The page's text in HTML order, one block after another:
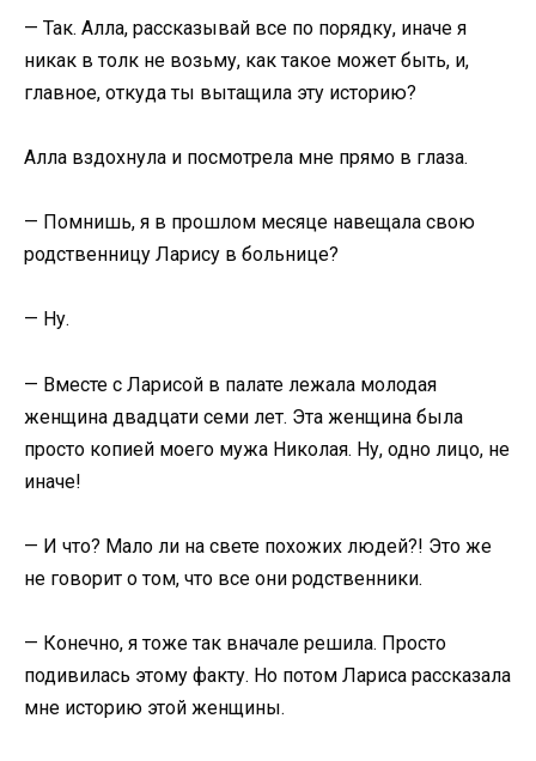
— Так. Алла, рассказывай все по порядку, иначе я
никак в толк не возьму, как такое может быть, и,
главное, откуда ты вытащила эту историю?
Алла вздохнула и посмотрела мне прямо в глаза.
— Помнишь, я в прошлом месяце навещала свою
родственницу Ларису в больнице?
— Ну.
— Вместе с Ларисой в палате лежала молодая
женщина двадцати семи лет. Эта женщина была
просто копией моего мужа Николая. Ну, одно лицо, не
иначе!
— И что? Мало ли на свете похожих людей?! Это же
не говорит о том, что все они родственники.
— Конечно, я тоже так вначале решила. Просто
подивилась этому факту. Но потом Лариса рассказала
мне историю этой женщины.